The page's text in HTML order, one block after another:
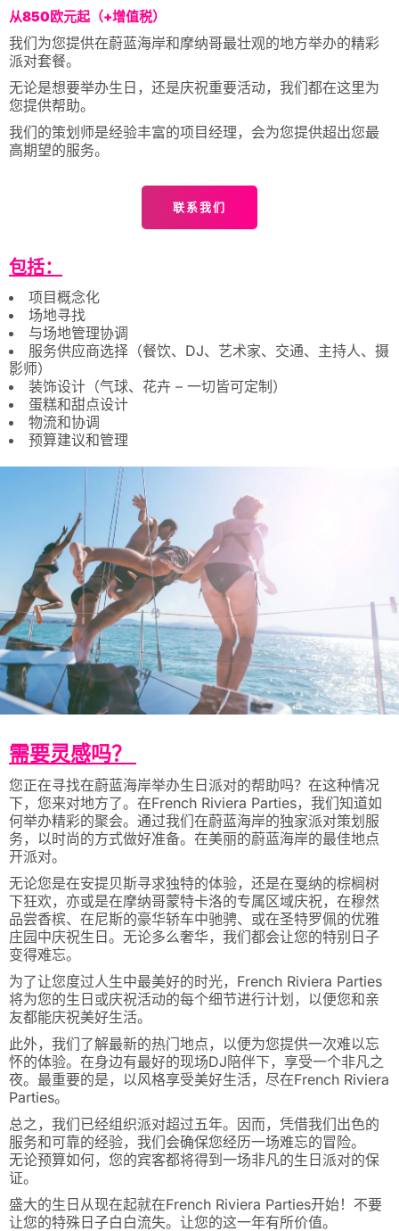
从850欧元起（+增值税）
我们为您提供在蔚蓝海岸和摩纳哥最壮观的地方举办的精彩
派对套餐。
无论是想要举办生日，还是庆祝重要活动，我们都在这里为
您提供帮助。
我们的策划师是经验丰富的项目经理，会为您提供超出您最
高期望的服务。
联系我们
包括：
项目概念化
场地寻找
与场地管理协调
服务供应商选择（餐饮、DJ、艺术家、交通、主持人、摄
影师）
装饰设计（气球、花卉 – 一切皆可定制）
蛋糕和甜点设计
物流和协调
预算建议和管理
需要灵感吗？
您正在寻找在蔚蓝海岸举办生日派对的帮助吗？在这种情况
下，您来对地方了。在French Riviera Parties，我们知道如
何举办精彩的聚会。通过我们在蔚蓝海岸的独家派对策划服
务，以时尚的方式做好准备。在美丽的蔚蓝海岸的最佳地点
开派对。
无论您是在安提贝斯寻求独特的体验，还是在戛纳的棕榈树
下狂欢，亦或是在摩纳哥蒙特卡洛的专属区域庆祝，在穆然
品尝香槟、在尼斯的豪华轿车中驰骋、或在圣特罗佩的优雅
庄园中庆祝生日。无论多么奢华，我们都会让您的特别日子
变得难忘。
为了让您度过人生中最美好的时光，French Riviera Parties
将为您的生日或庆祝活动的每个细节进行计划，以便您和亲
友都能庆祝美好生活。
此外，我们了解最新的热门地点，以便为您提供一次难以忘
怀的体验。在身边有最好的现场DJ陪伴下，享受一个非凡之
夜。最重要的是，以风格享受美好生活，尽在French Riviera
Parties。
总之，我们已经组织派对超过五年。因而，凭借我们出色的
服务和可靠的经验，我们会确保您经历一场难忘的冒险。
无论预算如何，您的宾客都将得到一场非凡的生日派对的保
证。
盛大的生日从现在起就在French Riviera Parties开始！不要
让您的特殊日子白白流失。让您的这一年有所价值。